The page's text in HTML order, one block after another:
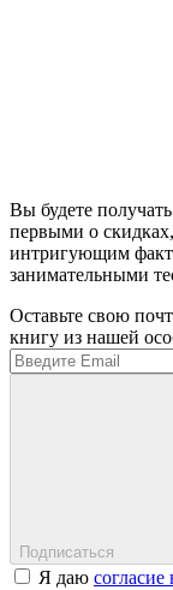
Вы будете
первыми о
интригующим
занимательными
Оставьте свою
книгу из нашей
Подписаться
Я даю